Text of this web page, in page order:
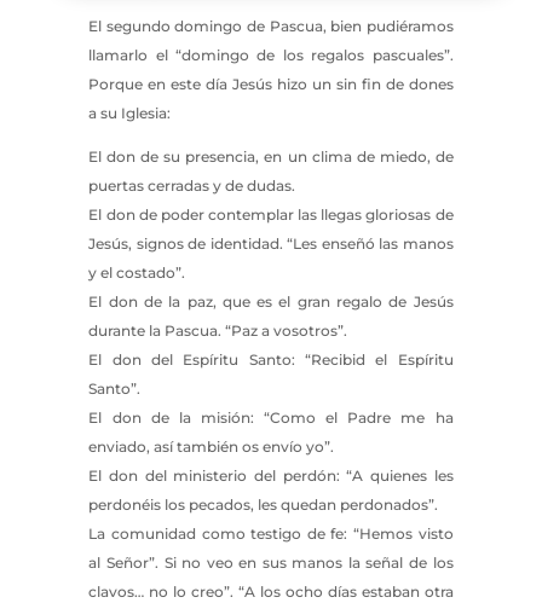
El segundo domingo de Pascua, bien pudiéramos
llamarlo el “domingo de los regalos pascuales”.
Porque en este día Jesús hizo un sin fin de dones
a su Iglesia:
El don de su presencia, en un clima de miedo, de
puertas cerradas y de dudas.
El don de poder contemplar las llegas gloriosas de
Jesús, signos de identidad. “Les enseñó las manos
y el costado”.
El don de la paz, que es el gran regalo de Jesús
durante la Pascua. “Paz a vosotros”.
El don del Espíritu Santo: “Recibid el Espíritu
Santo”.
El don de la misión: “Como el Padre me ha
enviado, así también os envío yo”.
El don del ministerio del perdón: “A quienes les
perdonéis los pecados, les quedan perdonados”.
La comunidad como testigo de fe: “Hemos visto
al Señor”. Si no veo en sus manos la señal de los
clavos… no lo creo”. “A los ocho días estaban otra